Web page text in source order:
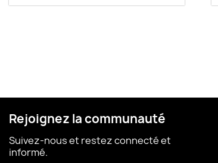
Rejoignez la communauté
Suivez-nous et restez connecté et
informé.